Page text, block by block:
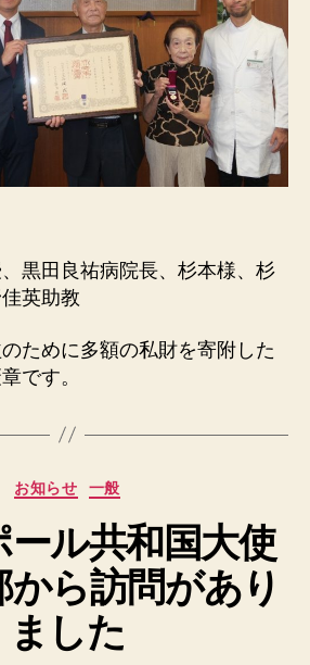
黒田良祐病院長、杉本様、杉
英助教
ために多額の私財を寄附した
です。
カ
ゴ
リ
ー
お知らせ 一般
ール共和国大使
から訪問があり
ました